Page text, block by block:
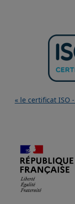
« le certificat ISO